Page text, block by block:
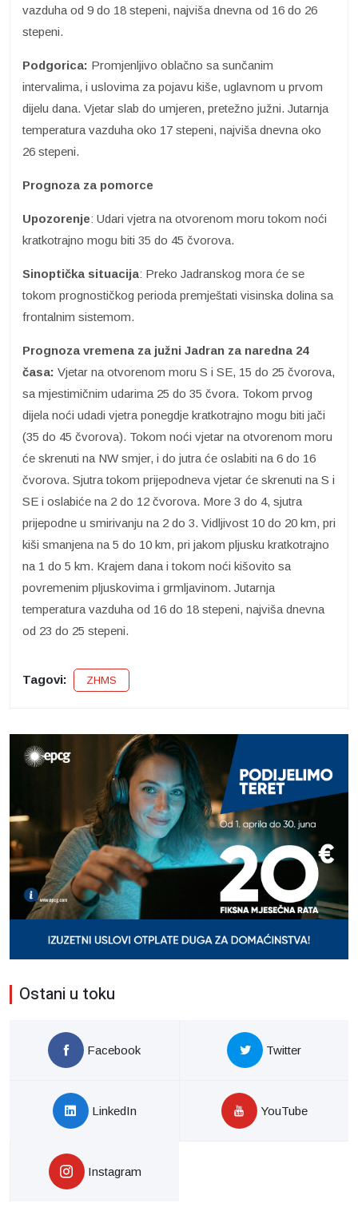
vazduha od 9 do 18 stepeni, najviša dnevna od 16 do 26
stepeni.
Podgorica: Promjenljivo oblačno sa sunčanim
intervalima, i uslovima za pojavu kiše, uglavnom u prvom
dijelu dana. Vjetar slab do umjeren, pretežno južni. Jutarnja
temperatura vazduha oko 17 stepeni, najviša dnevna oko
26 stepeni.
Prognoza za pomorce
Upozorenje: Udari vjetra na otvorenom moru tokom noći
kratkotrajno mogu biti 35 do 45 čvorova.
Sinoptička situacija: Preko Jadranskog mora će se
tokom prognostičkog perioda premještati visinska dolina sa
frontalnim sistemom.
Prognoza vremena za južni Jadran za naredna 24
časa: Vjetar na otvorenom moru S i SE, 15 do 25 čvorova,
sa mjestimičnim udarima 25 do 35 čvora. Tokom prvog
dijela noći udadi vjetra ponegdje kratkotrajno mogu biti jači
(35 do 45 čvorova). Tokom noći vjetar na otvorenom moru
će skrenuti na NW smjer, i do jutra će oslabiti na 6 do 16
čvorova. Sjutra tokom prijepodneva vjetar će skrenuti na S i
SE i oslabiće na 2 do 12 čvorova. More 3 do 4, sjutra
prijepodne u smirivanju na 2 do 3. Vidljivost 10 do 20 km, pri
kiši smanjena na 5 do 10 km, pri jakom pljusku kratkotrajno
na 1 do 5 km. Krajem dana i tokom noći kišovito sa
povremenim pljuskovima i grmljavinom. Jutarnja
temperatura vazduha od 16 do 18 stepeni, najviša dnevna
od 23 do 25 stepeni.
Tagovi: ZHMS
Ostani u toku
Facebook Twitter
LinkedIn YouTube
Instagram